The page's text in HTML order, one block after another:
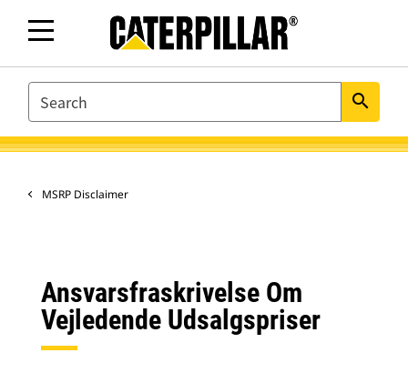
SEARCH search
MSRP Disclaimer
Ansvarsfraskrivelse Om
Vejledende Udsalgspriser